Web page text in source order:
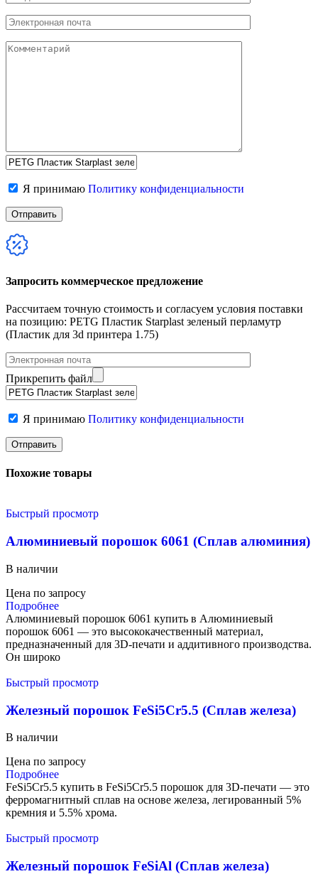
Я принимаю Политику конфиденциальности
Запросить коммерческое предложение
Рассчитаем точную стоимость и согласуем условия поставки
на позицию: PETG Пластик Starplast зеленый перламутр
(Пластик для 3d принтера 1.75)
Прикрепить файл
Я принимаю Политику конфиденциальности
Похожие товары
Быстрый просмотр
Алюминиевый порошок 6061 (Сплав алюминия)
В наличии
Цена по запросу
Подробнее
Алюминиевый порошок 6061 купить в Алюминиевый
порошок 6061 — это высококачественный материал,
предназначенный для 3D-печати и аддитивного производства.
Он широко
Быстрый просмотр
Железный порошок FeSi5Cr5.5 (Сплав железа)
В наличии
Цена по запросу
Подробнее
FeSi5Cr5.5 купить в FeSi5Cr5.5 порошок для 3D-печати — это
ферромагнитный сплав на основе железа, легированный 5%
кремния и 5.5% хрома.
Быстрый просмотр
Железный порошок FeSiAl (Сплав железа)